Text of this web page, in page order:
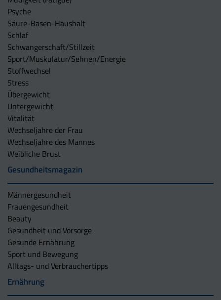
Psyche
Säure-Basen-Haushalt
Schlaf
Schwangerschaft/Stillzeit
Sport/Muskulatur/Sehnen/Energie
Stoffwechsel
Stress
Übergewicht
Untergewicht
Vitalität
Wechseljahre der Frau
Wechseljahre des Mannes
Weibliche Brust
Gesundheitsmagazin
Männergesundheit
Frauengesundheit
Beauty
Gesundheit und Vorsorge
Gesunde Ernährung
Sport und Bewegung
Alltags- und Verbrauchertipps
Ernährung